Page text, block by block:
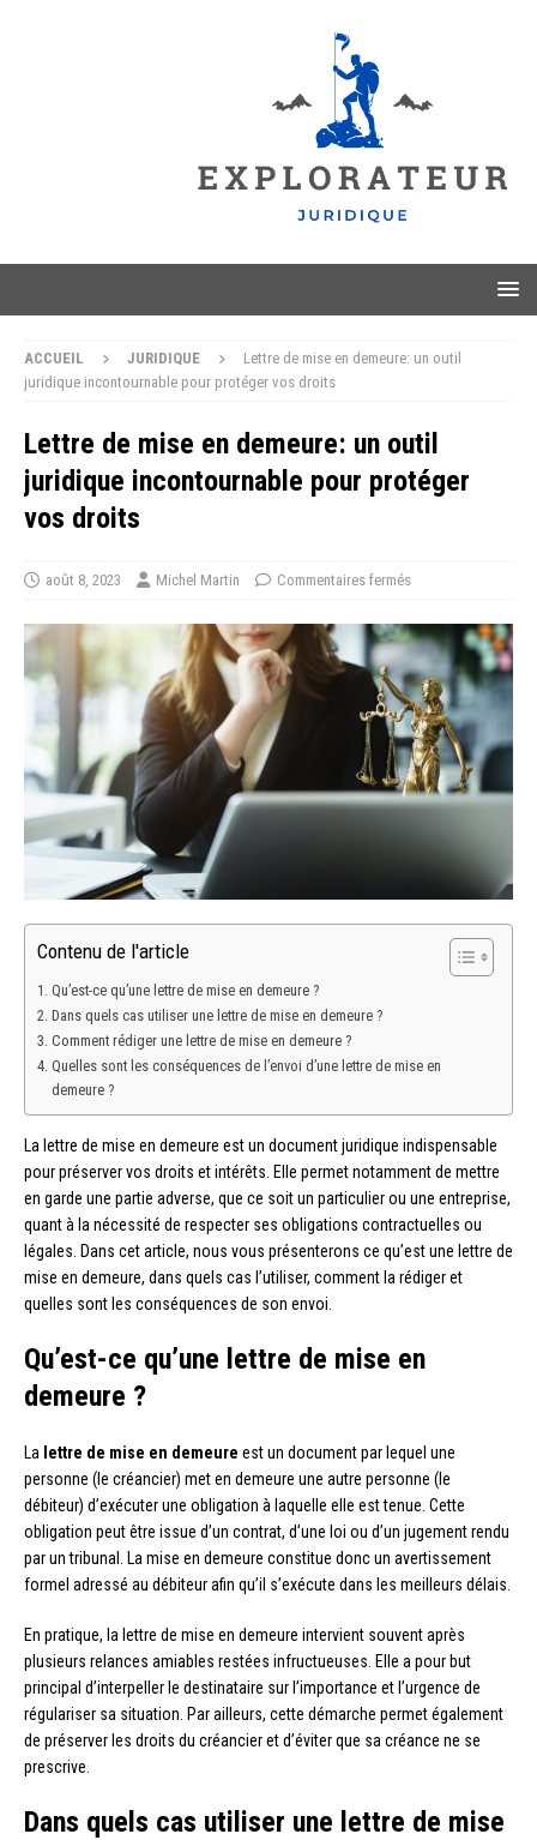
ACCUEIL JURIDIQUE
Lettre de mise en demeure: un outil
juridique incontournable pour protéger vos droits
Lettre de mise en demeure: un outil
juridique incontournable pour protéger
vos droits
août 8, 2023 Michel Martin Commentaires fermés
Contenu de l'article
Qu’est-ce qu’une lettre de mise en demeure ?
Dans quels cas utiliser une lettre de mise en demeure ?
Comment rédiger une lettre de mise en demeure ?
Quelles sont les conséquences de l’envoi d’une lettre de mise en
demeure ?
La lettre de mise en demeure est un document juridique indispensable
pour préserver vos droits et intérêts. Elle permet notamment de mettre
en garde une partie adverse, que ce soit un particulier ou une entreprise,
quant à la nécessité de respecter ses obligations contractuelles ou
légales. Dans cet article, nous vous présenterons ce qu’est une lettre de
mise en demeure, dans quels cas l’utiliser, comment la rédiger et
quelles sont les conséquences de son envoi.
Qu’est-ce qu’une lettre de mise en
demeure ?
La lettre de mise en demeure est un document par lequel une
personne (le créancier) met en demeure une autre personne (le
débiteur) d’exécuter une obligation à laquelle elle est tenue. Cette
obligation peut être issue d’un contrat, d’une loi ou d’un jugement rendu
par un tribunal. La mise en demeure constitue donc un avertissement
formel adressé au débiteur afin qu’il s’exécute dans les meilleurs délais.
En pratique, la lettre de mise en demeure intervient souvent après
plusieurs relances amiables restées infructueuses. Elle a pour but
principal d’interpeller le destinataire sur l’importance et l’urgence de
régulariser sa situation. Par ailleurs, cette démarche permet également
de préserver les droits du créancier et d’éviter que sa créance ne se
prescrive.
Dans quels cas utiliser une lettre de mise